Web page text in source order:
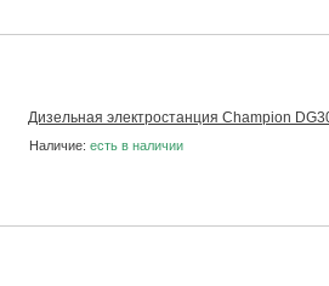
Дизельная электростанция Champion
Наличие: есть в наличии